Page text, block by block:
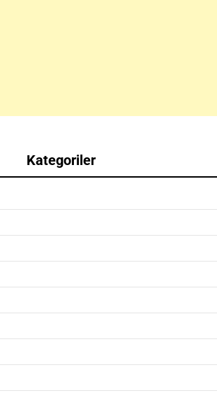
Kategoriler